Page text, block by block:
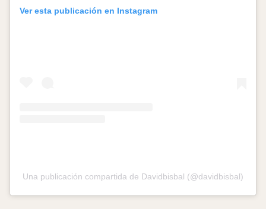
Ver esta publicación en Instagram
Una publicación compartida de Davidbisbal (@davidbisbal)